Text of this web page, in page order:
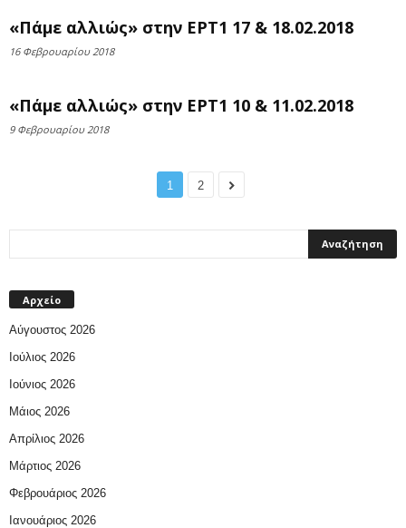
«Πάμε αλλιώς» στην ΕΡΤ1 17 & 18.02.2018
16 Φεβρουαρίου 2018
«Πάμε αλλιώς» στην ΕΡΤ1 10 & 11.02.2018
9 Φεβρουαρίου 2018
1 2
Αρχείο
Αύγουστος 2026
Ιούλιος 2026
Ιούνιος 2026
Μάιος 2026
Απρίλιος 2026
Μάρτιος 2026
Φεβρουάριος 2026
Ιανουάριος 2026